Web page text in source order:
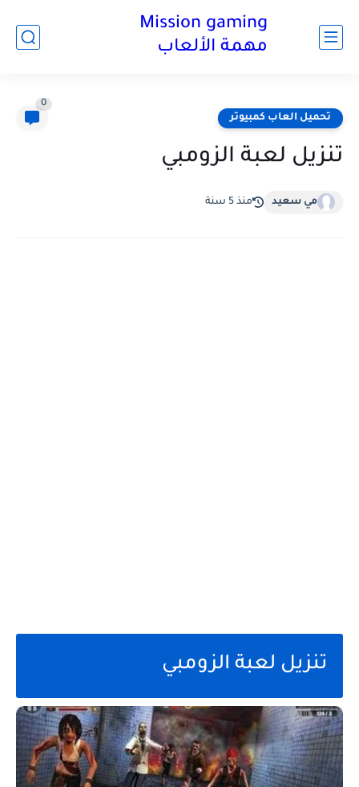
Mission gaming
مهمة الألعاب
تحميل العاب كمبيوتر
0
تنزيل لعبة الزومبي
مي سعيد منذ 5 سنة
تنزيل لعبة الزومبي